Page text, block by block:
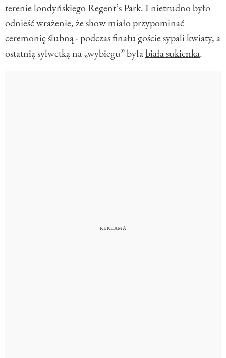
terenie londyńskiego Regent’s Park. I nietrudno było
odnieść wrażenie, że show miało przypominać
ceremonię ślubną - podczas finału goście sypali kwiaty, a
ostatnią sylwetką na „wybiegu” byłabiała sukienka.